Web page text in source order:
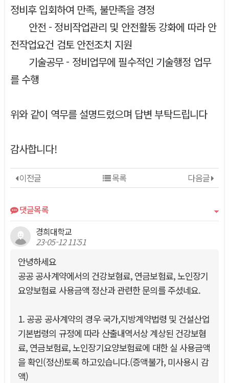
정비후 입회하여 만족, 불만족을 경정
안전 - 정비작업관리 및 안전활동 강화에 따라 안
전작업요건 검토 안전조치 지원
기술공무 - 정비업무에 필수적인 기술행정 업무
를 수행
위와 같이 역무를 설명드렸으며 답변 부탁드립니다
감사합니다!
이전글 다음글
목록
댓글목록
경희대학교
23-05-12 11:51
안녕하세요
공공 공사계약에서의 건강보혐료, 연금보험료, 노인장기
요양보험료 사용금액 정산과 관련한 문의를 주셨네요.
1. 공공 공사계약의 경우 국가,지방계약법령 및 건설산업
기본법령의 규정에 따라 산출내역서상 계상된 건강보혐
료, 연금보험료, 노인장기요양보험료에 대한 실 사용금액
을 확인(정산)토록 하고있습니다.(증액불가, 미사용시 감
액)